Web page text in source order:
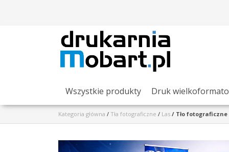
Wszystkie produkty Druk
Kategoria główna / Tła fotograficzne / Las / Tło